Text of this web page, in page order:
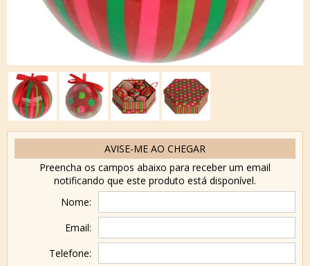
AVISE-ME AO CHEGAR
Preencha os campos abaixo para receber um email
notificando que este produto está disponível.
Nome:
Email:
Telefone: